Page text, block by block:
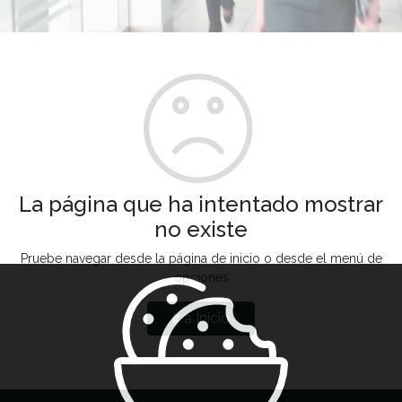
La página que ha intentado mostrar
no existe
Pruebe navegar desde la página de inicio o desde el menú de
opciones
Ir a Inicio